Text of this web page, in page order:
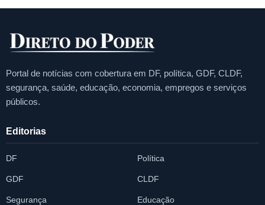
Portal de notícias com cobertura em DF, política, GDF, CLDF,
segurança, saúde, educação, economia, empregos e serviços
públicos.
Editorias
DF Política
GDF CLDF
Segurança Educação